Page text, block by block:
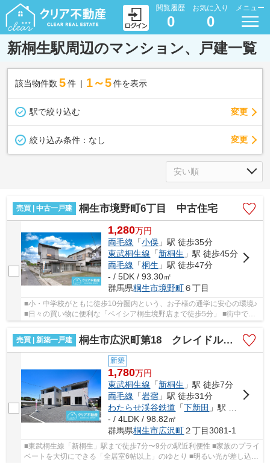
閲覧履歴
0
お気に入り
0
メニュー
新桐生駅周辺のマンション、戸建一覧
該当物件数 5件 1～5 件を表示
駅で絞り込む 変更
絞り込み条件： なし 変更
売買 | 中古一戸建 桐生市境野町6丁目 中古住宅
1,280万円
両毛線 「小俣 」駅 徒歩35分
東武桐生線 「新桐生 」駅 徒歩45分
両毛線 「桐生 」駅 徒歩47分
- / 5DK / 93.30㎡
群馬県桐生市境野町６丁目
■小・中学校がともに徒歩10分圏内という、お子様の通学に安心の環境♪
■日々の買い物に便利な「ベイシア桐生境野店まで徒歩5分」 ■街中で敷
売買 | 新築一戸建
桐生市広沢町第18 クレイドルガーデン
新築
1,780万円
東武桐生線 「新桐生 」駅 徒歩7分
両毛線 「岩宿 」駅 徒歩31分
わたらせ渓谷鉄道 「下新田 」駅 徒歩21分
- / 4LDK / 98.82㎡
群馬県桐生市広沢町２丁目3081-1
■東武桐生線「新桐生」駅まで徒歩7分〜9分の駅近利便性 ■家族のプライ
ベートを大切にできる「全居室6帖以上」のゆとり ■明るい光が差し込む